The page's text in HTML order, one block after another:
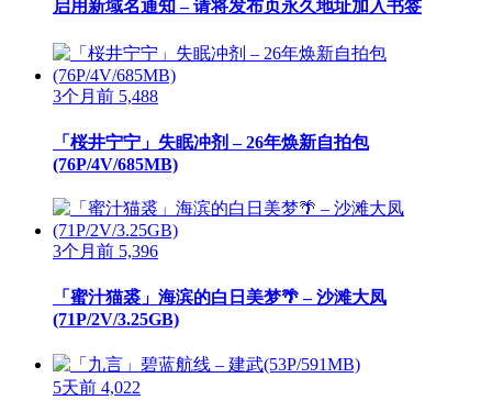
启用新域名通知 – 请将发布页永久地址加入书签
3个月前 5,488
「桜井宁宁」失眠冲剂 – 26年焕新自拍包
(76P/4V/685MB)
3个月前 5,396
「蜜汁猫裘」海滨的白日美梦🌴 – 沙滩大凤
(71P/2V/3.25GB)
5天前 4,022